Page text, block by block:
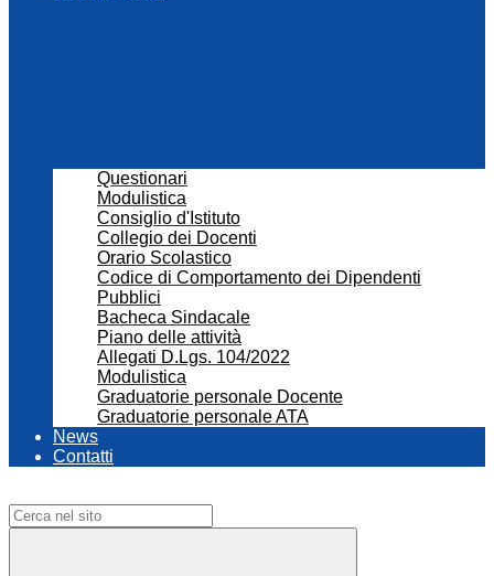
Questionari
Modulistica
Consiglio d'Istituto
Collegio dei Docenti
Orario Scolastico
Codice di Comportamento dei Dipendenti
Pubblici
Bacheca Sindacale
Piano delle attività
Allegati D.Lgs. 104/2022
Modulistica
Graduatorie personale Docente
Graduatorie personale ATA
News
Contatti